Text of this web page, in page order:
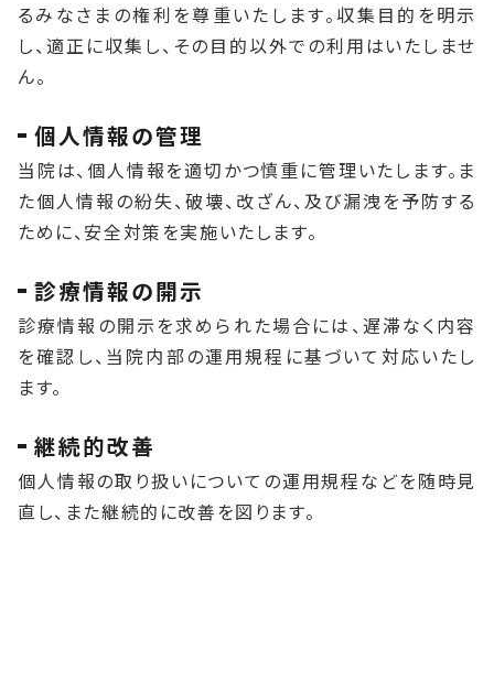
るみなさまの権利を尊重いたします。収集目的を明示
し、適正に収集し、その目的以外での利用はいたしませ
ん。
個人情報の管理
当院は、個人情報を適切かつ慎重に管理いたします。ま
た個人情報の紛失、破壊、改ざん、及び漏洩を予防する
ために、安全対策を実施いたします。
診療情報の開示
診療情報の開示を求められた場合には、遅滞なく内容
を確認し、当院内部の運用規程に基づいて対応いたし
ます。
継続的改善
個人情報の取り扱いについての運用規程などを随時見
直し、また継続的に改善を図ります。